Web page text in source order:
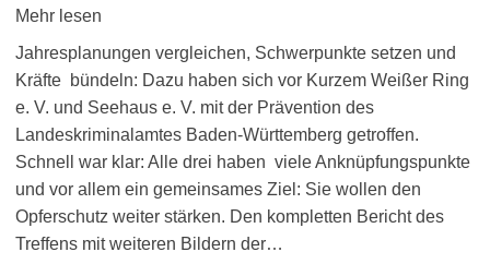
Mehr lesen
Jahresplanungen vergleichen, Schwerpunkte setzen und
Kräfte bündeln: Dazu haben sich vor Kurzem Weißer Ring
e. V. und Seehaus e. V. mit der Prävention des
Landeskriminalamtes Baden-Württemberg getroffen.
Schnell war klar: Alle drei haben viele Anknüpfungspunkte
und vor allem ein gemeinsames Ziel: Sie wollen den
Opferschutz weiter stärken. Den kompletten Bericht des
Treffens mit weiteren Bildern der…